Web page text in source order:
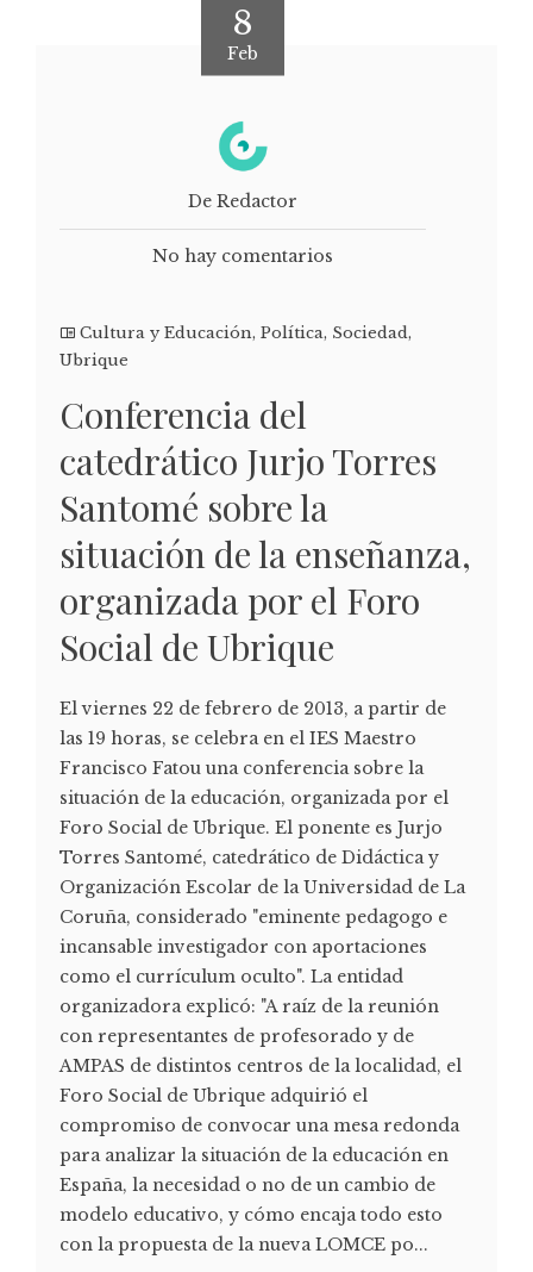
8
Feb
De Redactor
No hay comentarios
Cultura y Educación, Política, Sociedad,
Ubrique
Conferencia del
catedrático Jurjo Torres
Santomé sobre la
situación de la enseñanza,
organizada por el Foro
Social de Ubrique
El viernes 22 de febrero de 2013, a partir de
las 19 horas, se celebra en el IES Maestro
Francisco Fatou una conferencia sobre la
situación de la educación, organizada por el
Foro Social de Ubrique. El ponente es Jurjo
Torres Santomé, catedrático de Didáctica y
Organización Escolar de la Universidad de La
Coruña, considerado "eminente pedagogo e
incansable investigador con aportaciones
como el currículum oculto". La entidad
organizadora explicó: "A raíz de la reunión
con representantes de profesorado y de
AMPAS de distintos centros de la localidad, el
Foro Social de Ubrique adquirió el
compromiso de convocar una mesa redonda
para analizar la situación de la educación en
España, la necesidad o no de un cambio de
modelo educativo, y cómo encaja todo esto
con la propuesta de la nueva LOMCE po...